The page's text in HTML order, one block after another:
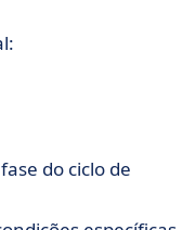
do ciclo de